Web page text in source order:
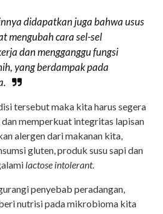
didapatkan juga bahwa usus
mengubah cara sel-sel
dan mengganggu fungsi
yang berdampak pada
tersebut maka kita harus segera
memperkuat integritas lapisan
alergen dari makanan kita,
gluten, produk susu sapi dan
lactose intolerant.
penyebab peradangan,
nutrisi pada mikrobioma kita